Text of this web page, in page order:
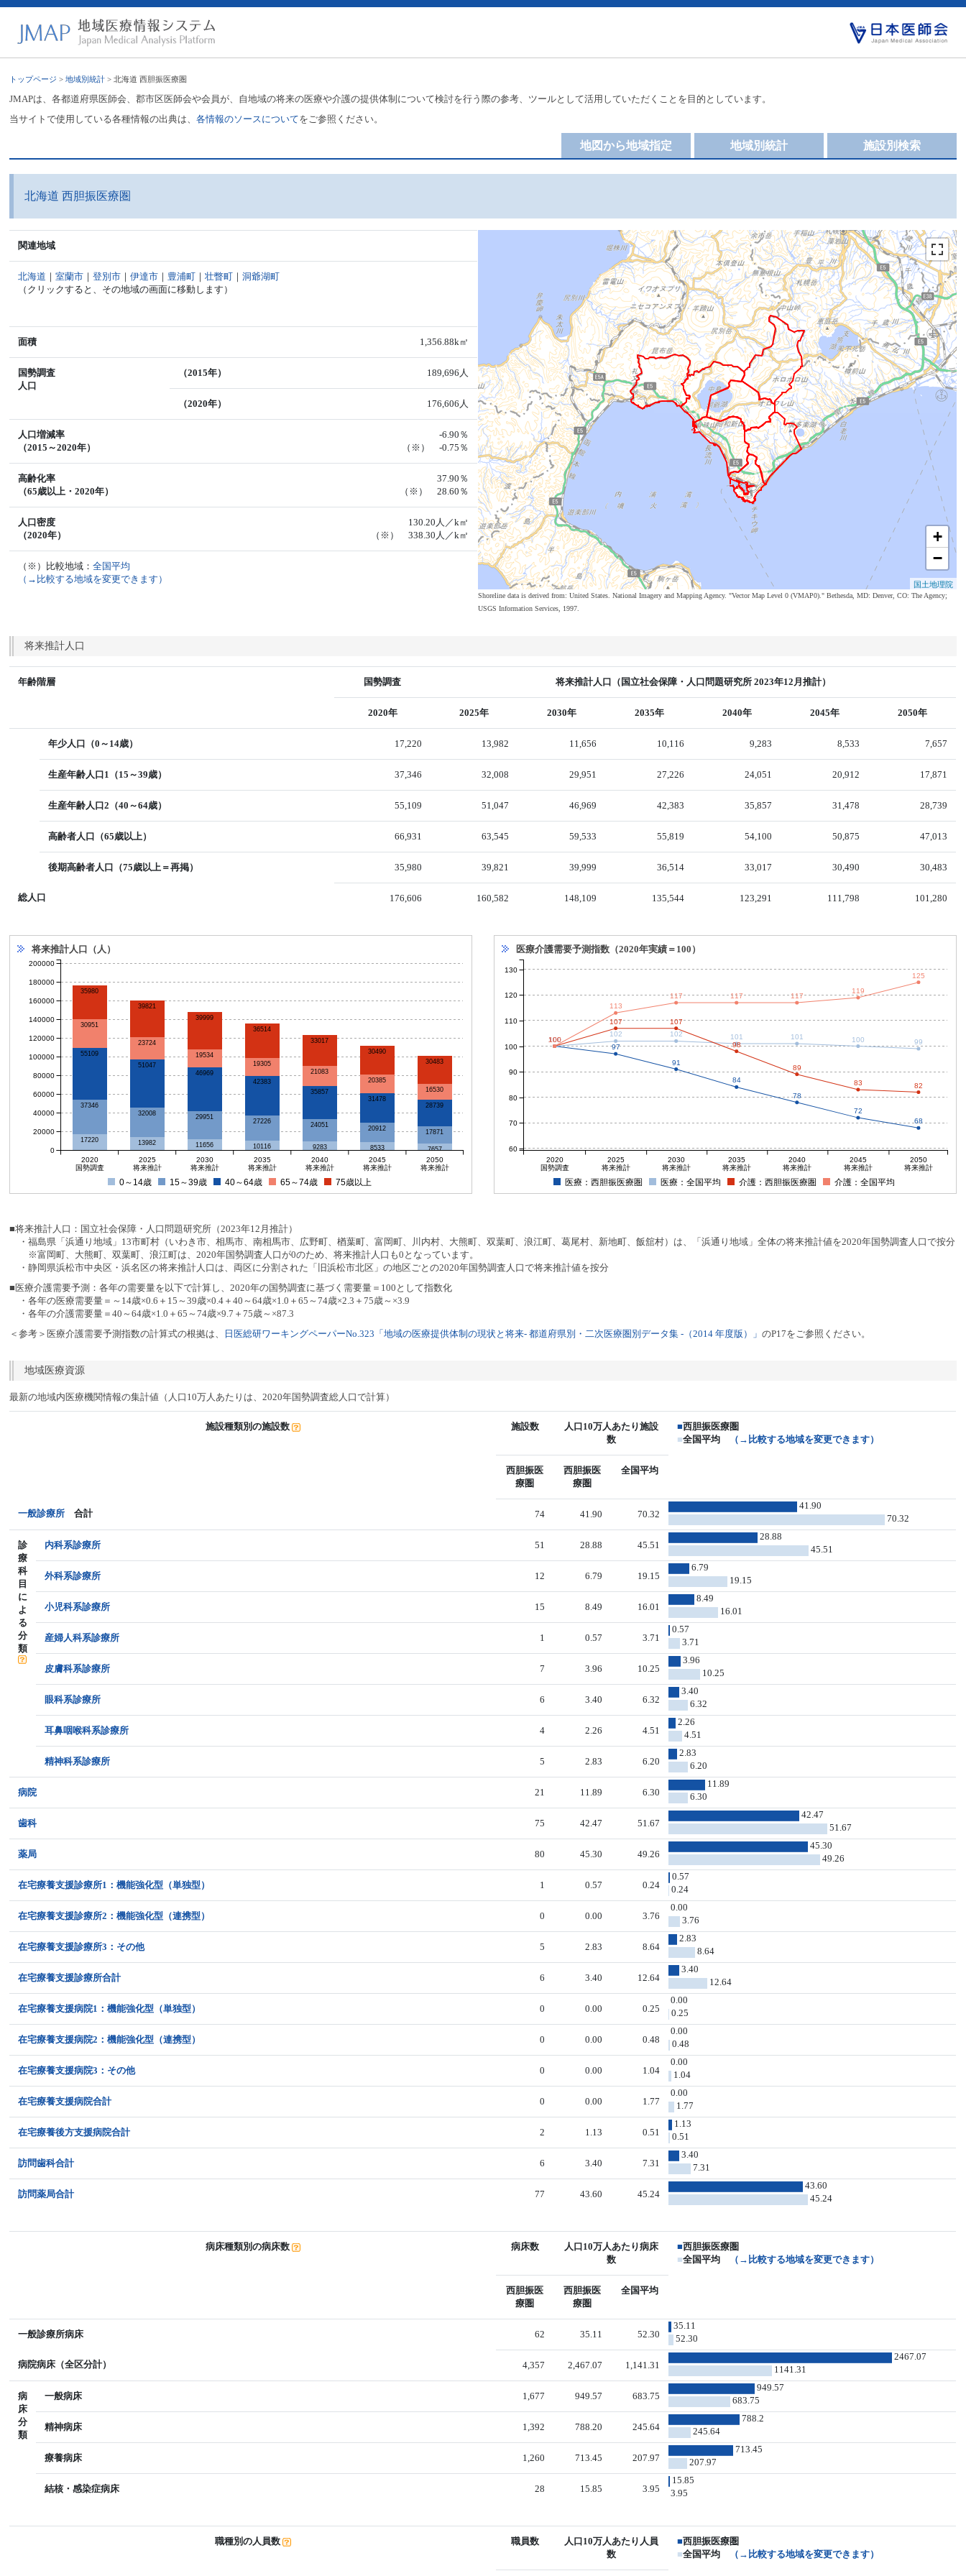
トップページ >地域別統計 > 北海道 西胆振医療圏
JMAPは、各都道府県医師会、郡市区医師会や会員が、自地域の将来の医療や介護の提供体制について検討を行う際の参考、ツールとして活用していただくことを目的としています。
当サイトで使用している各種情報の出典は、各情報のソースについてをご参照ください。
施設別検索
地域別統計
地図から地域指定
北海道 西胆振医療圏
関連地域
北海道 ｜室蘭市 ｜登別市 ｜伊達市 ｜ 豊浦町 ｜壮瞥町 ｜洞爺湖町
（クリックすると、その地域の画面に移動します）
面積 1,356.88k㎡
国勢調査
人口
（2015年） 189,696人
（2020年） 176,606人
人口増減率
（2015～2020年）
-6.90％
（※） -0.75％
高齢化率
（65歳以上・2020年）
37.90％
（※） 28.60％
人口密度
（2020年）
130.20人／k㎡
（※） 338.30人／k㎡
（※）比較地域：全国平均
（→比較する地域を変更できます）
+
−
国土地理院
Shoreline data is derived from: United States. National Imagery and Mapping Agency. "Vector Map Level 0 (VMAP0)." Bethesda, MD: Denver, CO: The Agency;
USGS Information Services, 1997.
将来推計人口
年齢階層 国勢調査 将来推計人口（国立社会保障・人口問題研究所 2023年12月推計）
2020年 2025年 2030年 2035年 2040年 2045年 2050年
年少人口（0～14歳） 17,220 13,982 11,656 10,116 9,283 8,533 7,657
生産年齢人口1（15～39歳） 37,346 32,008 29,951 27,226 24,051 20,912 17,871
生産年齢人口2（40～64歳） 55,109 51,047 46,969 42,383 35,857 31,478 28,739
高齢者人口（65歳以上） 66,931 63,545 59,533 55,819 54,100 50,875 47,013
後期高齢者人口（75歳以上＝再掲） 35,980 39,821 39,999 36,514 33,017 30,490 30,483
総人口 176,606 160,582 148,109 135,544 123,291 111,798 101,280
将来推計人口（人）
17220 13982 11656 10116 9283 8533 7657
37346
32008
29951
27226
24051
20912
17871
55109
51047
46969
42383
35857
31478
28739
30951
23724
19534
19305
21083
20385
16530
35980
39821
39999
36514
33017
30490
30483
2020
国勢調査
2025
将来推計
2030
将来推計
2035
将来推計
2040
将来推計
2045
将来推計
2050
将来推計
0
20000
40000
60000
80000
100000
120000
140000
160000
180000
200000
0～14歳 15～39歳 40～64歳 65～74歳 75歳以上
医療介護需要予測指数（2020年実績＝100）
100
97
91
84
78
72
68
100
102 102 101 101 100 99
100
107 107
98
89
83
82
100
113
117 117 117
119
125
2020
国勢調査
2025
将来推計
2030
将来推計
2035
将来推計
2040
将来推計
2045
将来推計
2050
将来推計
70
80
90
100
110
120
130
60
医療：西胆振医療圏 医療：全国平均 介護：西胆振医療圏 介護：全国平均
■将来推計人口：国立社会保障・人口問題研究所（2023年12月推計）
・福島県「浜通り地域」13市町村（いわき市、相馬市、南相馬市、広野町、楢葉町、富岡町、川内村、大熊町、双葉町、浪江町、葛尾村、新地町、飯舘村）は、「浜通り地域」全体の将来推計値を2020年国勢調査人口で按分
※富岡町、大熊町、双葉町、浪江町は、2020年国勢調査人口が0のため、将来推計人口も0となっています。
・静岡県浜松市中央区・浜名区の将来推計人口は、両区に分割された「旧浜松市北区」の地区ごとの2020年国勢調査人口で将来推計値を按分
■医療介護需要予測：各年の需要量を以下で計算し、2020年の国勢調査に基づく需要量＝100として指数化
・各年の医療需要量＝～14歳×0.6＋15～39歳×0.4＋40～64歳×1.0＋65～74歳×2.3＋75歳～×3.9
・各年の介護需要量＝40～64歳×1.0＋65～74歳×9.7＋75歳～×87.3
＜参考＞医療介護需要予測指数の計算式の根拠は、
日医総研ワーキングペーパーNo.323「地域の医療提供体制の現状と将来- 都道府県別・二次医療圏別データ集 -（2014 年度版）」のP17をご参照ください。
地域医療資源
最新の地域内医療機関情報の集計値（人口10万人あたりは、2020年国勢調査総人口で計算）
施設種類別の施設数 施設数
人口10万人あたり施設
数
■西胆振医療圏
■全国平均 （→比較する地域を変更できます）
西胆振医
療圏
西胆振医
療圏
全国平均
一般診療所 合計 74 41.90 70.32
41.90
70.32
診
療
科
目
に
よ
る
分
類
内科系診療所 51 28.88 45.51
28.88
45.51
外科系診療所 12 6.79 19.15
6.79
19.15
小児科系診療所 15 8.49 16.01
8.49
16.01
産婦人科系診療所 1 0.57 3.71
0.57
3.71
皮膚科系診療所 7 3.96 10.25
3.96
10.25
眼科系診療所 6 3.40 6.32
3.40
6.32
耳鼻咽喉科系診療所 4 2.26 4.51
2.26
4.51
精神科系診療所 5 2.83 6.20
2.83
6.20
病院 21 11.89 6.30
11.89
6.30
歯科 75 42.47 51.67
42.47
51.67
薬局 80 45.30 49.26
45.30
49.26
在宅療養支援診療所1：機能強化型（単独型） 1 0.57 0.24
0.57
0.24
在宅療養支援診療所2：機能強化型（連携型） 0 0.00 3.76
0.00
3.76
在宅療養支援診療所3：その他 5 2.83 8.64
2.83
8.64
在宅療養支援診療所合計 6 3.40 12.64
3.40
12.64
在宅療養支援病院1：機能強化型（単独型） 0 0.00 0.25
0.00
0.25
在宅療養支援病院2：機能強化型（連携型） 0 0.00 0.48
0.00
0.48
在宅療養支援病院3：その他 0 0.00 1.04
0.00
1.04
在宅療養支援病院合計 0 0.00 1.77
0.00
1.77
在宅療養後方支援病院合計 2 1.13 0.51
1.13
0.51
訪問歯科合計 6 3.40 7.31
3.40
7.31
訪問薬局合計 77 43.60 45.24
43.60
45.24
病床種類別の病床数 病床数
人口10万人あたり病床
数
■西胆振医療圏
■全国平均 （→比較する地域を変更できます）
西胆振医
療圏
西胆振医
療圏
全国平均
一般診療所病床 62 35.11 52.30
35.11
52.30
病院病床（全区分計） 4,357 2,467.07 1,141.31
2467.07
1141.31
病
床
分
類
一般病床 1,677 949.57 683.75
949.57
683.75
精神病床 1,392 788.20 245.64
788.2
245.64
療養病床 1,260 713.45 207.97
713.45
207.97
結核・感染症病床 28 15.85 3.95
15.85
3.95
職種別の人員数 職員数
人口10万人あたり人員
数
■西胆振医療圏
■全国平均 （→比較する地域を変更できます）